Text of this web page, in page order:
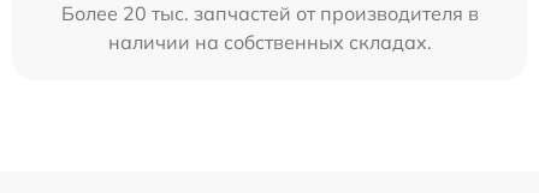
Более 20 тыс. запчастей от производителя в
наличии на собственных складах.